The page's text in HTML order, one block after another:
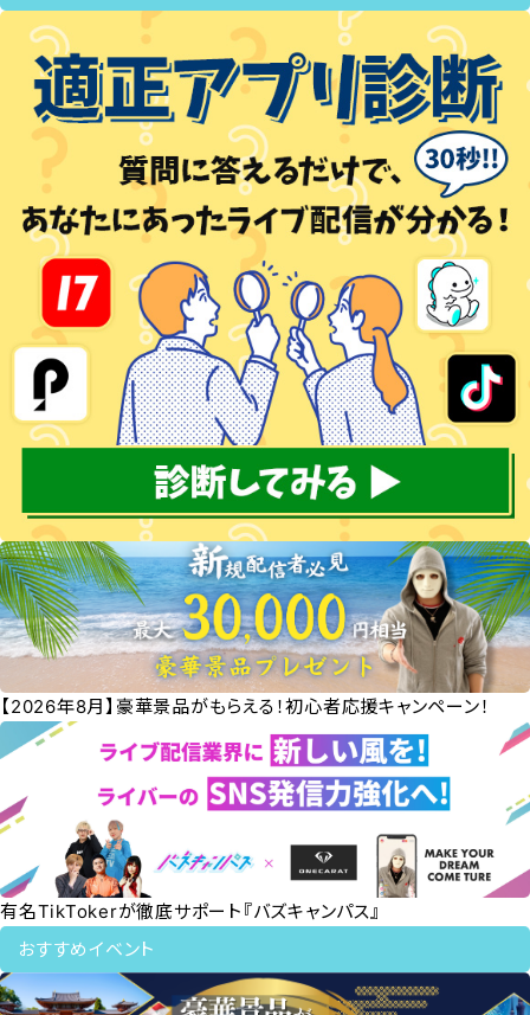
【2026年8月】豪華景品がもらえる！初心者応援キャンペーン！
有名TikTokerが徹底サポート『バズキャンパス』
おすすめイベント